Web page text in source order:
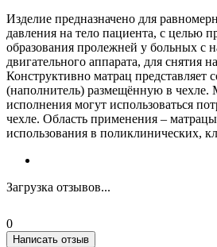
Изделие предназначено для
давления на тело пациента, с целью
образования пролежней у больных с
двигательного аппарата, для снятия
Конструктивно матрац представляет
(наполнитель) размещённую в чехле.
исполнения могут использоваться
чехле. Область применения –
использования в поликлинических,
Загрузка отзывов...
0
Написать отзыв